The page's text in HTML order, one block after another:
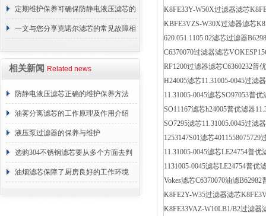
定期维护保养可确保防静电液压滤芯的
正常工作
一文与您分享克诺尔滤芯的常见故障相
相关新闻 Related news
防静电液压滤芯正确的维护保养方法
油雾分离滤芯的工作原理及作用介绍
液压泵过滤器的保养与维护
选购304不锈钢滤芯要从多个方面去判
断
油烟滤芯保障了厨房良好的工作环境
K8FE33Y-W50X过滤器滤芯
KBFE3VZS-W30X过滤器滤芯
620.051.1105.02滤芯过滤器
C6370070过滤器滤芯
RF1200过滤器滤芯C6360232普
H24005滤芯11.31005-0045过滤
11.31005-0045滤芯SO97053普优
SO11167滤芯h24005普优滤器
SO7295滤芯11.31005.0045过滤
1253147S01滤芯4011558075729
11.31005-0045滤芯LE24754普优
1131005-0045滤芯LE24754普优
Vokes滤芯C6370070油滤B62982
K8FE2Y-W35过滤器滤芯
K8FE33VAZ-W10LB1/B2过滤